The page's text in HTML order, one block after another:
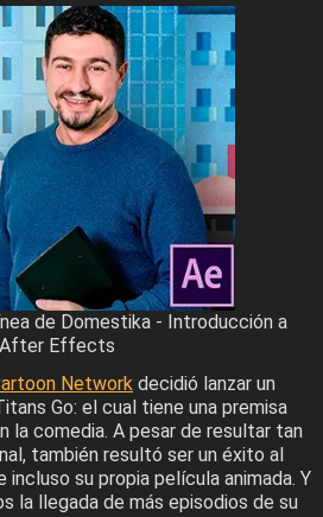
de Domestika - Introducción a
After Effects
Network decidió lanzar un
Go: el cual tiene una premisa
la comedia. A pesar de resultar tan
también resultó ser un éxito al
su propia película animada. Y
la llegada de más episodios de su